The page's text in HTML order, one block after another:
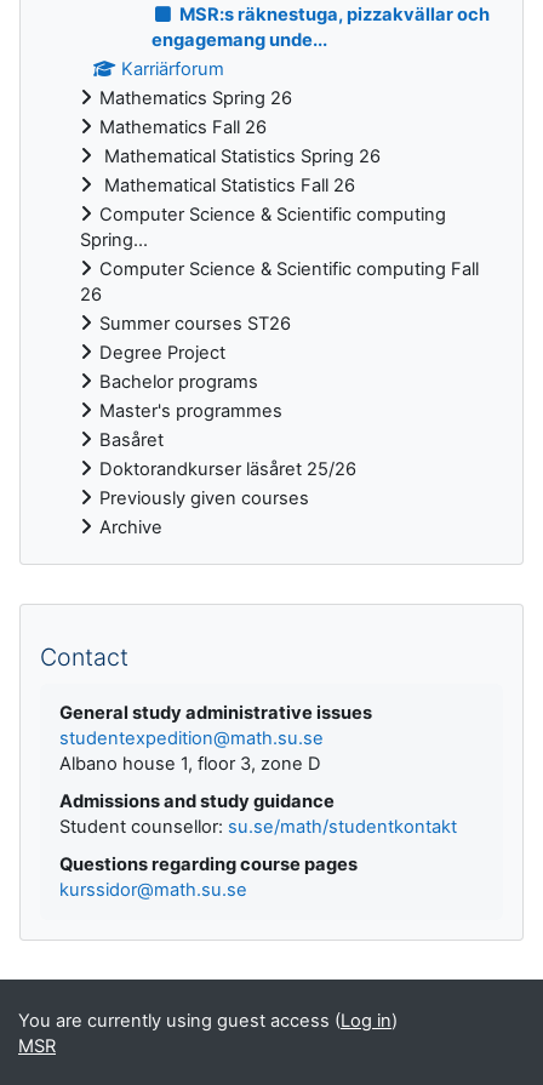
MSR:s räknestuga, pizzakvällar och
engagemang unde...
Karriärforum
Mathematics Spring 26
Mathematics Fall 26
Mathematical Statistics Spring 26
Mathematical Statistics Fall 26
Computer Science & Scientific computing
Spring...
Computer Science & Scientific computing Fall
26
Summer courses ST26
Degree Project
Bachelor programs
Master's programmes
Basåret
Doktorandkurser läsåret 25/26
Previously given courses
Archive
Supplementary blocks
Contact
General study administrative issues
studentexpedition@math.su.se
Albano house 1, floor 3, zone D
Admissions and study guidance
Student counsellor: su.se/math/studentkontakt
Questions regarding course pages
kurssidor@math.su.se
You are currently using guest access (Log in)
MSR